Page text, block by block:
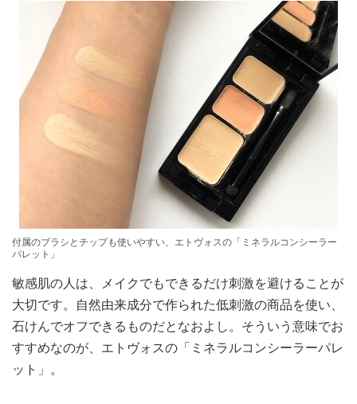
付属のブラシとチップも使いやすい、エトヴォスの「ミネラルコンシーラー
パレット」
敏感肌の人は、メイクでもできるだけ刺激を避けることが
大切です。自然由来成分で作られた低刺激の商品を使い、
石けんでオフできるものだとなおよし。そういう意味でお
すすめなのが、エトヴォスの「ミネラルコンシーラーパレ
ット」。